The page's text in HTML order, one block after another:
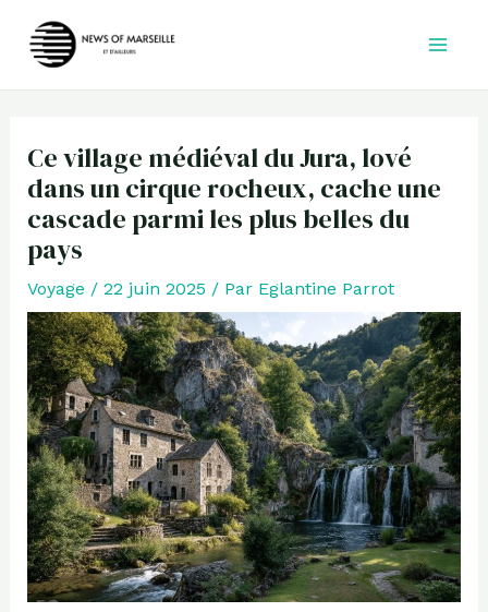
Ce village médiéval du Jura, lové
dans un cirque rocheux, cache une
cascade parmi les plus belles du
pays
Voyage / 22 juin 2025 / Par Eglantine Parrot